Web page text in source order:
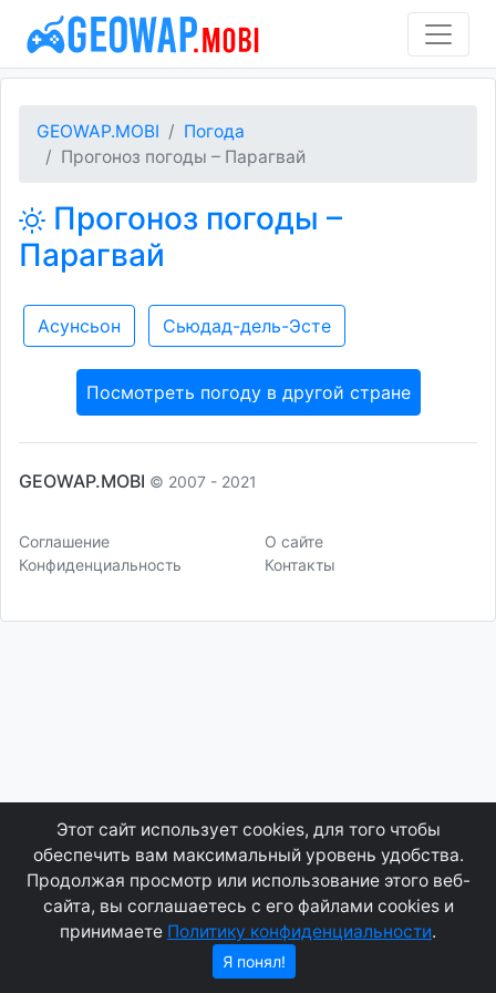
GEOWAP.MOBI
Погода
Прогоноз погоды – Парагвай
Прогоноз погоды –
Парагвай
Асунсьон Сьюдад-дель-Эсте
Посмотреть погоду в другой стране
GEOWAP.MOBI © 2007 - 2021
Соглашение
Конфиденциальность
О сайте
Контакты
Этот сайт использует cookies, для того чтобы
обеспечить вам максимальный уровень удобства.
Продолжая просмотр или использование этого веб-
сайта, вы соглашаетесь с его файлами cookies и
принимаете Политику конфиденциальности.
Я понял!